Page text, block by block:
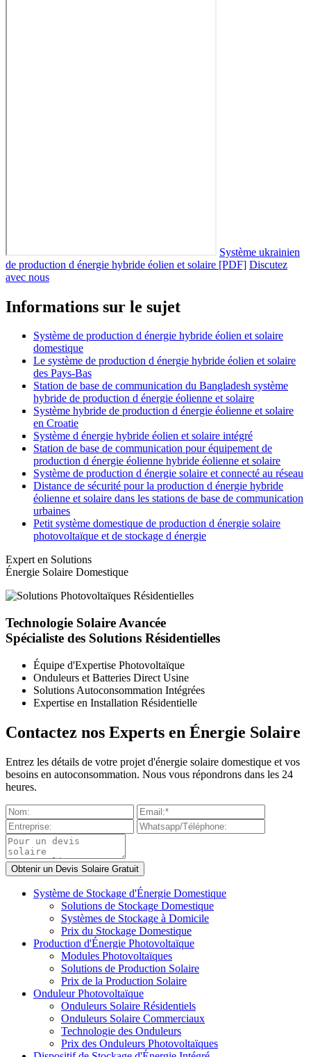
Système ukrainien
de production d énergie hybride éolien et solaire [PDF] Discutez
avec nous
Informations sur le sujet
Système de production d énergie hybride éolien et solaire
domestique
Le système de production d énergie hybride éolien et solaire
des Pays-Bas
Station de base de communication du Bangladesh système
hybride de production d énergie éolienne et solaire
Système hybride de production d énergie éolienne et solaire
en Croatie
Système d énergie hybride éolien et solaire intégré
Station de base de communication pour équipement de
production d énergie éolienne hybride éolienne et solaire
Système de production d énergie solaire et connecté au réseau
Distance de sécurité pour la production d énergie hybride
éolienne et solaire dans les stations de base de communication
urbaines
Petit système domestique de production d énergie solaire
photovoltaïque et de stockage d énergie
Expert en Solutions
Énergie Solaire Domestique
Technologie Solaire Avancée
Spécialiste des Solutions Résidentielles
Équipe d'Expertise Photovoltaïque
Onduleurs et Batteries Direct Usine
Solutions Autoconsommation Intégrées
Expertise en Installation Résidentielle
Contactez nos Experts en Énergie Solaire
Entrez les détails de votre projet d'énergie solaire domestique et vos
besoins en autoconsommation. Nous vous répondrons dans les 24
heures.
Système de Stockage d'Énergie Domestique
Solutions de Stockage Domestique
Systèmes de Stockage à Domicile
Prix du Stockage Domestique
Production d'Énergie Photovoltaïque
Modules Photovoltaïques
Solutions de Production Solaire
Prix de la Production Solaire
Onduleur Photovoltaïque
Onduleurs Solaire Résidentiels
Onduleurs Solaire Commerciaux
Technologie des Onduleurs
Prix des Onduleurs Photovoltaïques